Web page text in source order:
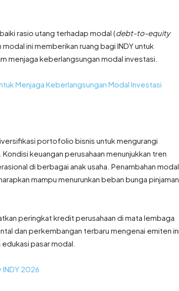
rasio utang terhadap modal (debt-to-equity
ini memberikan ruang bagi INDY untuk
menjaga keberlangsungan modal investasi.
Menjaga Keberlangsungan Modal Investasi
portofolio bisnis untuk mengurangi
keuangan perusahaan menunjukkan tren
di berbagai anak usaha. Penambahan modal
mampu menurunkan beban bunga pinjaman
peringkat kredit perusahaan di mata lembaga
dan perkembangan terbaru mengenai emiten ini
pasar modal.
INDY 2026